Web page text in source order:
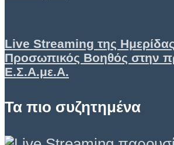
Live Streaming της
Προσωπικός Βοηθός στην
Ε.Σ.Α.με.Α.
Τα πιο συζητημένα